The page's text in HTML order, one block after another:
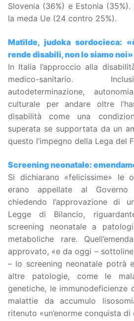
Slovenia (36%) e Estonia
la meda Ue (24 contro 25%).
Matilde, judoka sordocieca:
rende disabili, non lo siamo noi»
In Italia l’approccio alla
medico-sanitario.
autodeterminazione,
culturale per andare oltre
disabilità come una
superata se supportata da un
questo l’impegno della Lega del
Screening neonatale:
Si dichiarano «felicissime» le
erano appellate al
chiedendo l’approvazione di
Legge di Bilancio,
screening neonatale a
metaboliche rare.
approvato, «e da oggi –
– lo screening neonatale potrà
altre patologie, come le
genetiche, le immunodeficienze
malattie da accumulo
ritenuto «un’enorme conquista di